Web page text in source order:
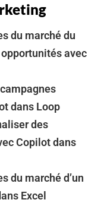
du marché du
avec
dans Loop
des
Copilot dans
du marché d’un
Excel